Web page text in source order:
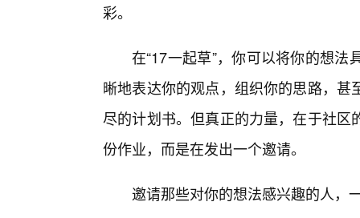
彩。
在“17一起草”，你可以将你的想
晰地表达你的观点，组织你的思路，
尽的计划书。但真正的力量，在于社
份作业，而是在发出一个邀请。
邀请那些对你的想法感兴趣的人，